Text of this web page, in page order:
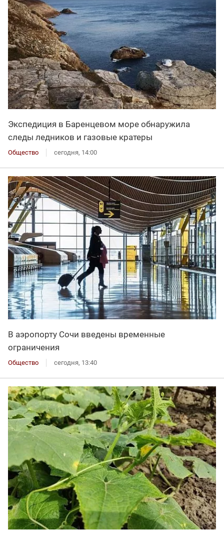
Экспедиция в Баренцевом море обнаружила
следы ледников и газовые кратеры
Общество сегодня, 14:00
В аэропорту Сочи введены временные
ограничения
Общество сегодня, 13:40